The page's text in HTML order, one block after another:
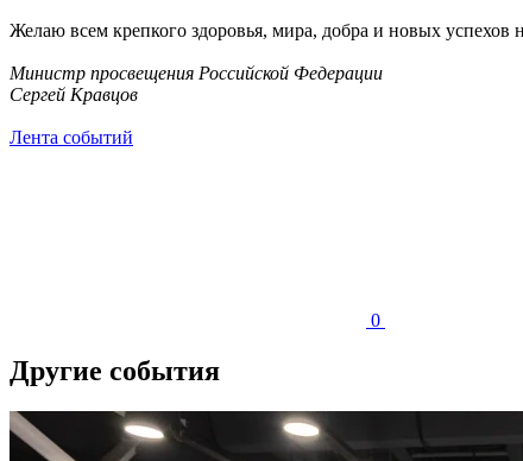
Желаю всем крепкого здоровья, мира, добра и новых
Министр просвещения Российской Федерации
Сергей Кравцов
Лента событий
0
Другие события